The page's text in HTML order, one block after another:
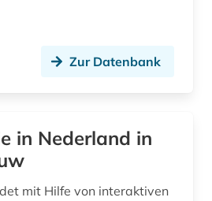
Zur Datenbank
in Nederland in
mit Hilfe von interaktiven